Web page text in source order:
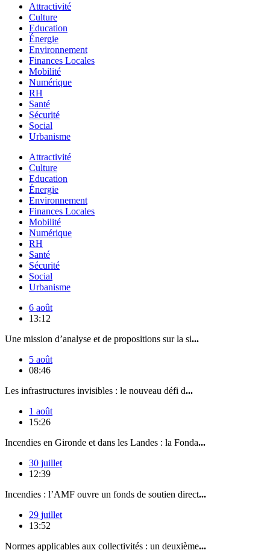
Attractivité
Culture
Education
Énergie
Environnement
Finances Locales
Mobilité
Numérique
RH
Santé
Sécurité
Social
Urbanisme
Attractivité
Culture
Education
Énergie
Environnement
Finances Locales
Mobilité
Numérique
RH
Santé
Sécurité
Social
Urbanisme
6 août
13:12
Une mission d’analyse et de propositions sur la si...
5 août
08:46
Les infrastructures invisibles : le nouveau défi d...
1 août
15:26
Incendies en Gironde et dans les Landes : la Fonda...
30 juillet
12:39
Incendies : l’AMF ouvre un fonds de soutien direct...
29 juillet
13:52
Normes applicables aux collectivités : un deuxième...